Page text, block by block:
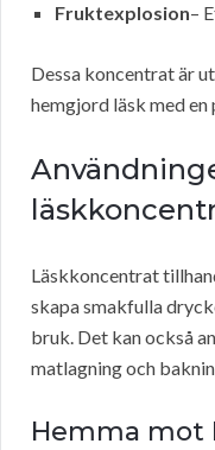
Fruktexplosion–
Dessa koncentrat är
hemgjord läsk med
Läskkoncentrat
skapa smakfulla
bruk. Det kan också
matlagning och
Hemma mot